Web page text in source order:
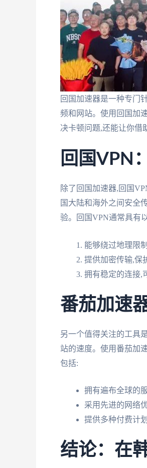
回国加速器是一种专门
频和网站。使用回国加
决卡顿问题,还能让你借
回国VPN
除了回国加速器,回国
国大陆和海外之间安全
验。回国VPN通常具有
能够绕过地理限
提供加密传输,保
拥有稳定的连接,
番茄加速
另一个值得关注的工具
站的速度。使用番茄加
包括:
拥有遍布全球的
采用先进的网络
提供多种付费计
结论：在